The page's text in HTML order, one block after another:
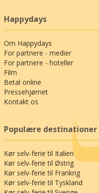
Happydays
Om Happydays
For partnere - medier
For partnere - hoteller
Film
Betal online
Pressehjørnet
Kontakt os
Populære destinationer
Kør selv-ferie til Italien
Kør selv-ferie til Østrig
Kør selv-ferie til Frankrig
Kør selv-ferie til Tyskland